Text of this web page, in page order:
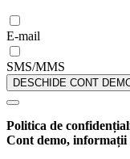
E-mail
SMS/MMS
DESCHIDE CONT
Politica de
Cont demo, informații